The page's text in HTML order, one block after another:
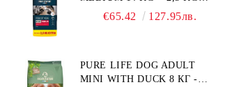
НАДНОРМЕНО ТЕГЛО".
ГРАТИС - ПЪЛНОЦЕННА
ВЪВ ФРАНЦИЯ.
€65.42 127.95лв.
PURE LIFE DOG ADULT
MINI WITH DUCK 8 КГ -